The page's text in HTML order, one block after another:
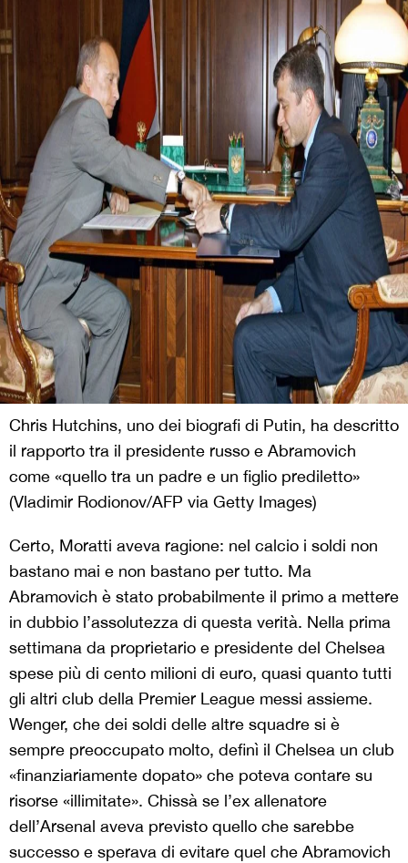
Chris Hutchins, uno dei biografi di Putin, ha descritto
il rapporto tra il presidente russo e Abramovich
come «quello tra un padre e un figlio prediletto»
(Vladimir Rodionov/AFP via Getty Images)
Certo, Moratti aveva ragione: nel calcio i soldi non
bastano mai e non bastano per tutto. Ma
Abramovich è stato probabilmente il primo a mettere
in dubbio l’assolutezza di questa verità. Nella prima
settimana da proprietario e presidente del Chelsea
spese più di cento milioni di euro, quasi quanto tutti
gli altri club della Premier League messi assieme.
Wenger, che dei soldi delle altre squadre si è
sempre preoccupato molto, definì il Chelsea un club
«finanziariamente dopato» che poteva contare su
risorse «illimitate». Chissà se l’ex allenatore
dell’Arsenal aveva previsto quello che sarebbe
successo e sperava di evitare quel che Abramovich